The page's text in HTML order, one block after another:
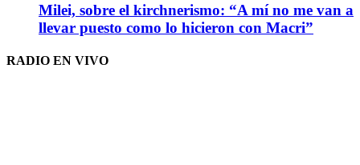
Milei, sobre el kirchnerismo: “A mí no me van a
llevar puesto como lo hicieron con Macri”
RADIO EN VIVO